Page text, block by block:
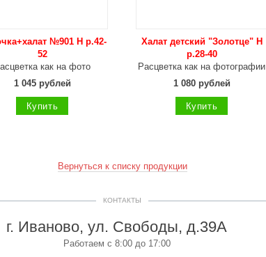
№901 Н р.42-
52
как на фото
1 045 рублей
Купить
Халат детский "Золотце" Н
р.28-40
Расцветка как на фотографии
1 080 рублей
Купить
Вернуться к списку продукции
КОНТАКТЫ
г. Иваново, ул. Свободы, д.39А
Работаем с 8:00 до 17:00